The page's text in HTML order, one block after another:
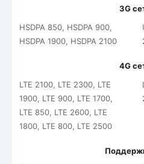
3G
HSDPA 850, HSDPA 900,
HSDPA 1900, HSDPA 2100
4G
LTE 2100, LTE 2300, LTE
1900, LTE 900, LTE 1700,
LTE 850, LTE 2600, LTE
1800, LTE 800, LTE 2500